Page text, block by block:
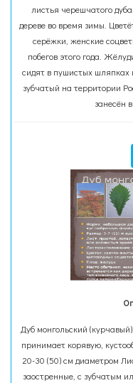
листья черешчатого
дереве во время зимы.
серёжки, женские
побегов этого года.
сидят в пушистых шляпках
зубчатый на территории
занесён
Дуб монгольский
принимает корявую,
20-30 (50) см диаметром
заостренные, с зубчатым